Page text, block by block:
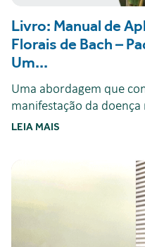
Livro: Manual de
Florais de Bach –
Um...
Uma abordagem que
manifestação da
LEIA MAIS